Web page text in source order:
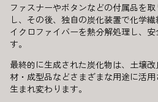
ファスナーやボタンなどの付属品を
し、その後、独自の炭化装置で化学
イクロファイバーを熱分解処理し、
す。
最終的に生成された炭化物は、土壌
材・成型品などさまざまな用途に活
生まれ変わります。